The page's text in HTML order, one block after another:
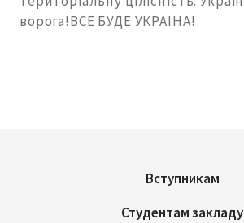
ворога!ВСЕ БУДЕ УКРАЇНА!
Вступникам
Студентам закладу